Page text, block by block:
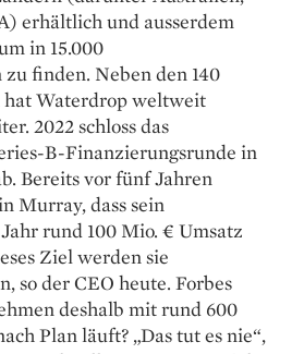
erhältlich und ausserdem
in 15.000
finden. Neben den 140
Waterdrop weltweit
2022 schloss das
B-Finanzierungsrunde in
Bereits vor fünf Jahren
Murray, dass sein
rund 100 Mio. € Umsatz
Ziel werden sie
so der CEO heute. Forbes
deshalb mit rund 600
Plan läuft? „Das tut es nie“,